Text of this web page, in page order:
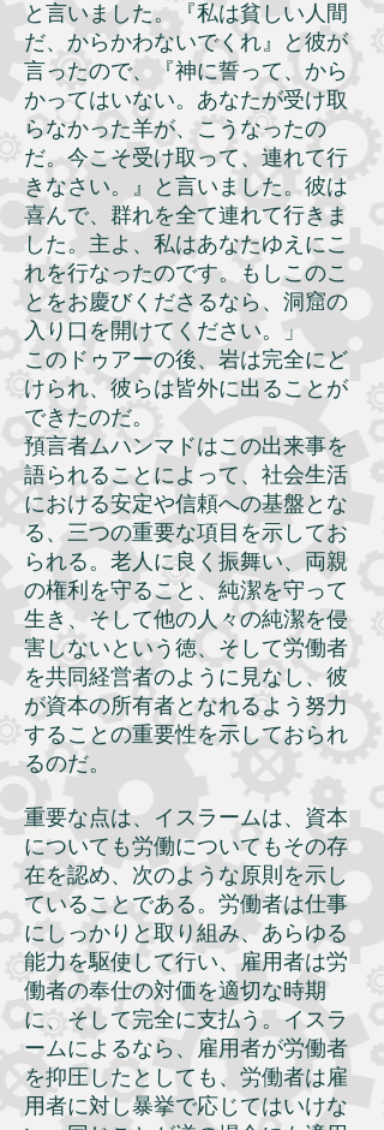
と言いました。『私は貧しい人間
だ、からかわないでくれ』と彼が
言ったので、『神に誓って、から
かってはいない。あなたが受け取
らなかった羊が、こうなったの
だ。今こそ受け取って、連れて行
きなさい。』と言いました。彼は
喜んで、群れを全て連れて行きま
した。主よ、私はあなたゆえにこ
れを行なったのです。もしこのこ
とをお慶びくださるなら、洞窟の
入り口を開けてください。」
このドゥアーの後、岩は完全にど
けられ、彼らは皆外に出ることが
できたのだ。
預言者ムハンマドはこの出来事を
語られることによって、社会生活
における安定や信頼への基盤とな
る、三つの重要な項目を示してお
られる。老人に良く振舞い、両親
の権利を守ること、純潔を守って
生き、そして他の人々の純潔を侵
害しないという徳、そして労働者
を共同経営者のように見なし、彼
が資本の所有者となれるよう努力
することの重要性を示しておられ
るのだ。
重要な点は、イスラームは、資本
についても労働についてもその存
在を認め、次のような原則を示し
ていることである。労働者は仕事
にしっかりと取り組み、あらゆる
能力を駆使して行い、雇用者は労
働者の奉仕の対価を適切な時期
に、そして完全に支払う。イスラ
ームによるなら、雇用者が労働者
を抑圧したとしても、労働者は雇
用者に対し暴挙で応じてはいけな